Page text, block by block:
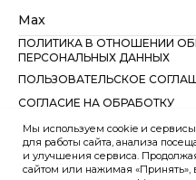
Max
ПОЛИТИКА В ОТНОШЕНИИ
ПЕРСОНАЛЬНЫХ ДАННЫХ
ПОЛЬЗОВАТЕЛЬСКОЕ
СОГЛАСИЕ НА ОБРАБОТКУ
Вся информация на сайте несёт
публичной офертой,
WhatsApp — мессенджер
экстремистской организацией и
Мы используем cookie и
для работы сайта, анализа
и улучшения сервиса.
сайтом или нажимая «Принять»,